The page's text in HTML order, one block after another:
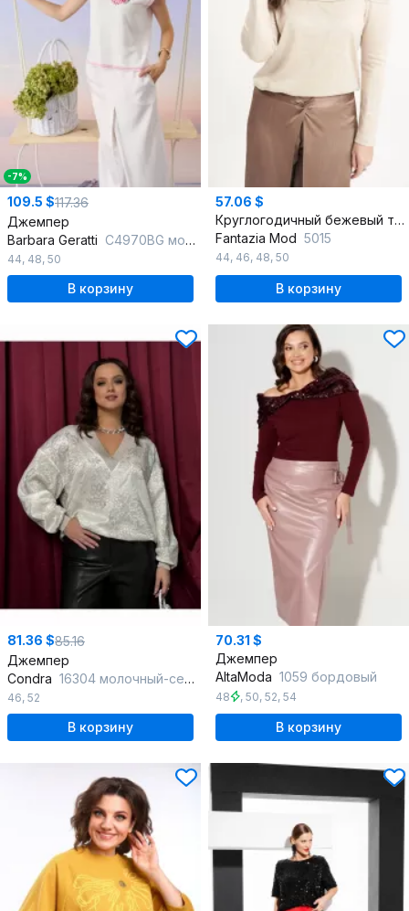
-7%
109.5 $117.36
Джемпер
Barbara Geratti С4970BG молочный/розовый
44, 48, 50
В корзину
57.06 $
Круглогодичный бежевый трикотажный джемпер с пайетками
Fantazia Mod 5015
44, 46, 48, 50
В корзину
81.36 $85.16
Джемпер
Condra 16304 молочный-серебристый
46, 52
В корзину
70.31 $
Джемпер
AltaModa 1059 бордовый
48 , 50, 52, 54
В корзину